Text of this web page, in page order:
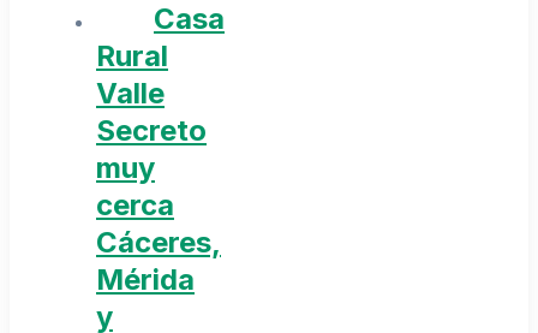
Casa
Rural
Valle
Secreto
muy
cerca
Cáceres,
Mérida
y